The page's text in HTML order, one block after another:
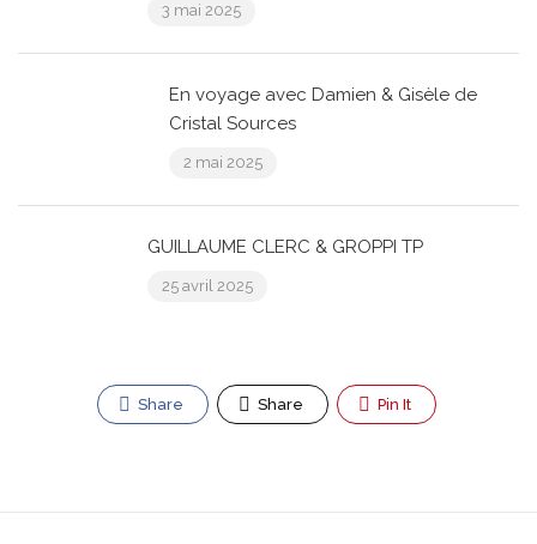
3 mai 2025
En voyage avec Damien & Gisèle de
Cristal Sources
2 mai 2025
GUILLAUME CLERC & GROPPI TP
25 avril 2025
Share Share Pin It